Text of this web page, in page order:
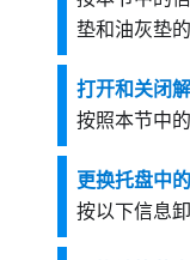
垫和油灰垫
打开和关闭
按照本节中
更换托盘中
按以下信息